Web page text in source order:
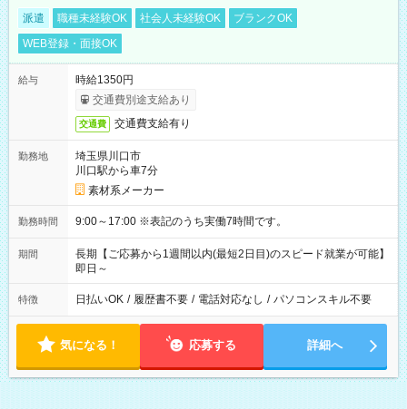
派遣 職種未経験OK 社会人未経験OK
ブランクOK
WEB登録・面接OK
給与
時給1350円
交通費別途支給あり
交通費 交通費支給有り
勤務地
埼玉県川口市
川口駅から車7分
素材系メーカー
勤務時間 9:00～17:00 ※表記のうち実働7時間です。
期間
長期【ご応募から1週間以内(最短2日目)のスピード就業が可能】
即日～
特徴 日払いOK / 履歴書不要 / 電話対応なし / パソコンスキル不要
気になる！ 応募する 詳細へ